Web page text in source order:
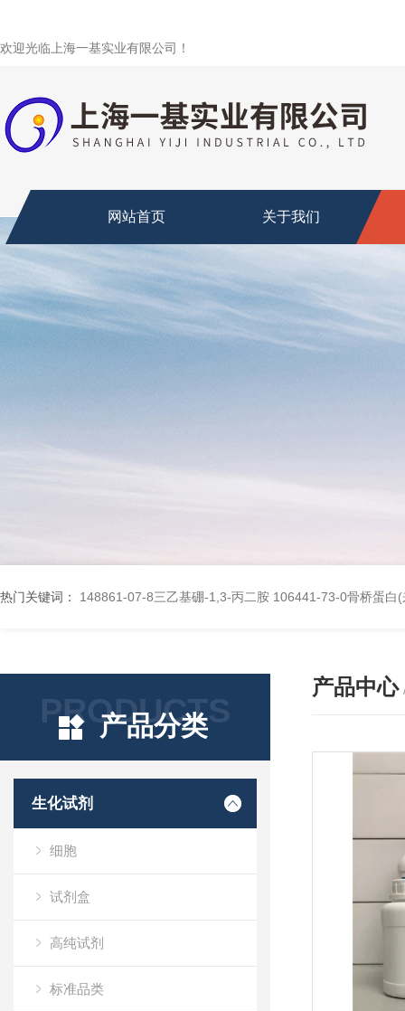
欢迎光临上海一基实业有限公司！
网站首页 关于我们
热门关键词： 148861-07-8三乙基硼-1,3-丙二胺 106441-73-0骨桥蛋白
PRODUCTS
产品分类
生化试剂
细胞
试剂盒
高纯试剂
标准品类
产品中心